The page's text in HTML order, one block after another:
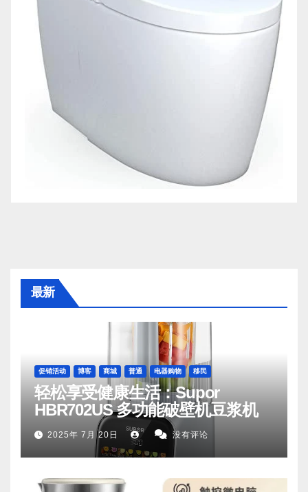
最新
促销活动 博客 商城 普通 电器购物 移民
轻松享受健康生活：Supor
HBR702US 多功能破壁机豆浆机
2025年 7月 20日 没有评论